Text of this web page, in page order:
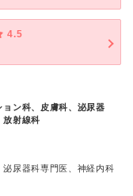
4.5
ン科、皮膚科、泌尿器
放射線科
尿器科専門医、神経内科